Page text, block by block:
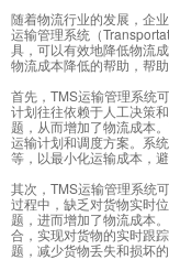
随着物流行业的发展，企
运输管理系统（
具，可以有效地降低物流
物流成本降低的帮助，帮
首先，TMS运输管理系统
计划往往依赖于人工决策
题，从而增加了物流成本
运输计划和调度方案。系
等，以最小化运输成本，
其次，TMS运输管理系统
过程中，缺乏对货物实时
题，进而增加了物流成本
合，实现对货物的实时跟
题，减少货物丢失和损坏